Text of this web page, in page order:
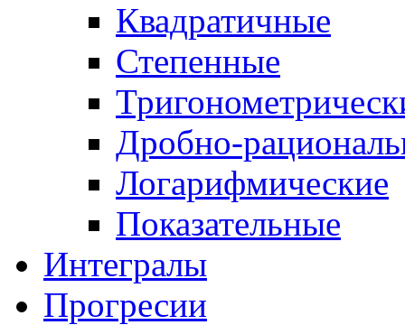
Квадратичные
Степенные
Дробно-
Логарифмические
Показательные
Интегралы
Прогресии